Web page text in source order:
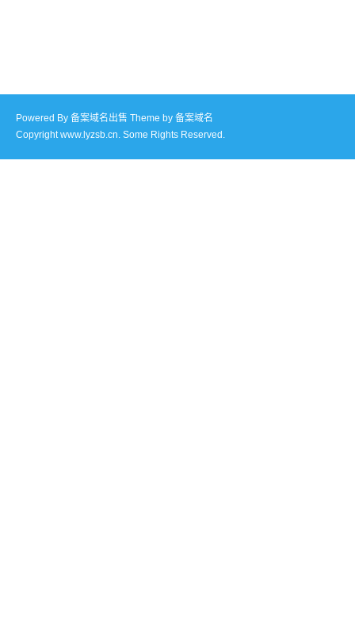
Powered By 备案域名出售 Theme by 备案域名
Copyright www.lyzsb.cn. Some Rights Reserved.